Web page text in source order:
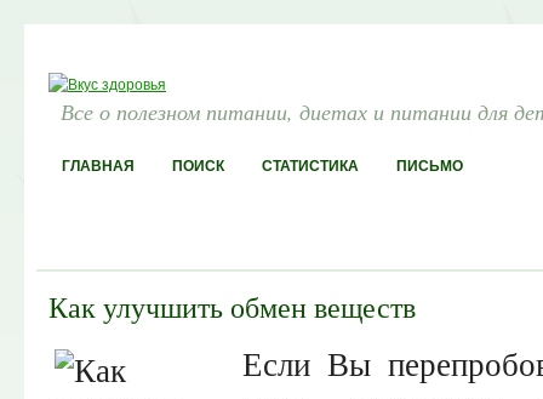
Все о полезном питании, диетах и питании для
ГЛАВНАЯ ПОИСК СТАТИСТИКА ПИСЬМО
Как улучшить обмен веществ
Если Вы